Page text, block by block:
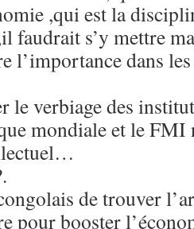
,qui est la
faudrait s’y mettre
l’importance dans
le verbiage des
mondiale et le FMI
de trouver
pour booster